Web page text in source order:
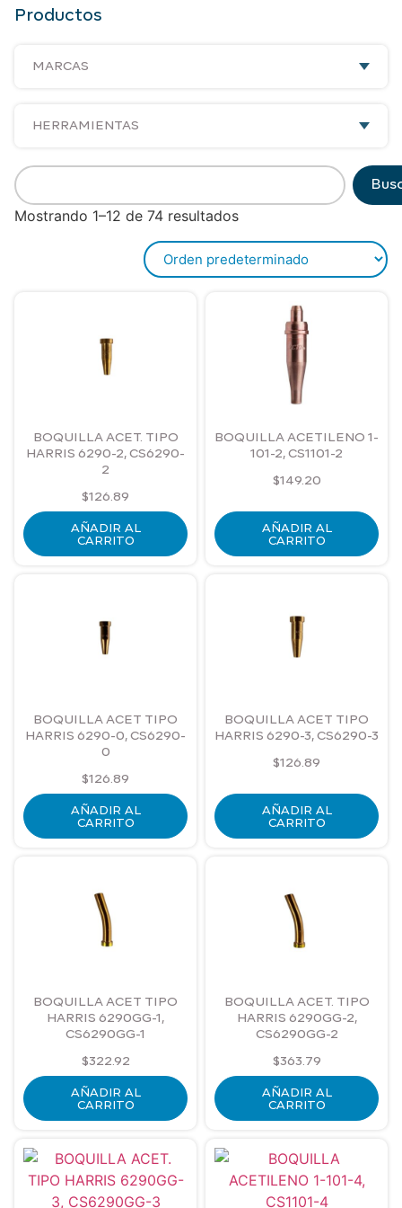
Productos
MARCAS
DEWALT
DISSOLVO
FLUKE
HERRAMIENTAS
Accesorios de Atornillado
Accesorios de Perforación
Almacenamiento y Transporte de Herramientas
Anclajes y Fijaciones
Consumibles Industriales
Equipos de Medición de temperatura
Equipos para Soldar y Cortar
Equipos Termografía
Herramientas de Corte
Herramientas Manuales
Instrumentos de Medición y Diagnóstico
Traccionadores de Cables
Mostrando 1–12 de 74 resultados
BOQUILLA ACET. TIPO
HARRIS 6290-2, CS6290-
2
$126.89
AÑADIR AL
CARRITO
BOQUILLA ACETILENO 1-
101-2, CS1101-2
$149.20
AÑADIR AL
CARRITO
BOQUILLA ACET TIPO
HARRIS 6290-0, CS6290-
0
$126.89
AÑADIR AL
CARRITO
BOQUILLA ACET TIPO
HARRIS 6290-3, CS6290-3
$126.89
AÑADIR AL
CARRITO
BOQUILLA ACET TIPO
HARRIS 6290GG-1,
CS6290GG-1
$322.92
AÑADIR AL
CARRITO
BOQUILLA ACET. TIPO
HARRIS 6290GG-2,
CS6290GG-2
$363.79
AÑADIR AL
CARRITO